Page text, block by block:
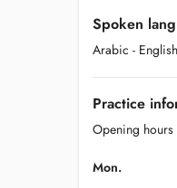
Spoken
Arabic - English
Practice
Opening hours
Mon.